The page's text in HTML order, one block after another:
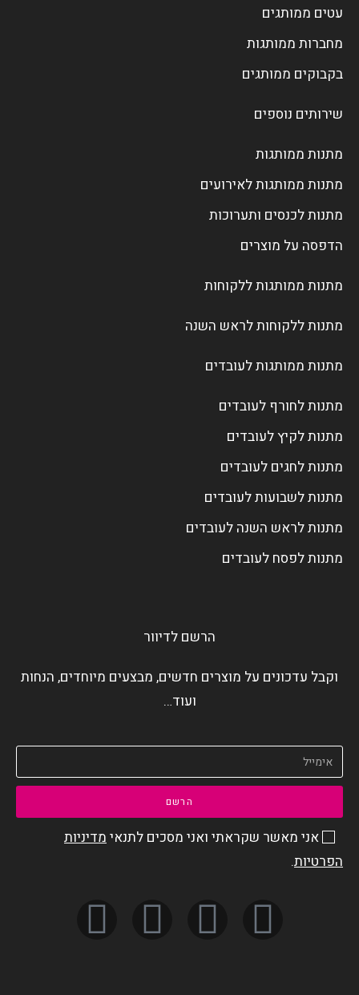
עטים ממותגים
מחברות ממותגות
בקבוקים ממותגים
שירותים נוספים
מתנות ממותגות
מתנות ממותגות לאירועים
מתנות לכנסים ותערוכות
הדפסה על מוצרים
מתנות ממותגות ללקוחות
מתנות ללקוחות לראש השנה
מתנות ממותגות לעובדים
מתנות לחורף לעובדים
מתנות לקיץ לעובדים
מתנות לחגים לעובדים
מתנות לשבועות לעובדים
מתנות לראש השנה לעובדים
מתנות לפסח לעובדים
הרשם לדיוור
וקבל עדכונים על מוצרים חדשים, מבצעים מיוחדים, הנחות
ועוד…
אני מאשר שקראתי ואני מסכים לתנאימדיניות
הפרטיות.
הרשם